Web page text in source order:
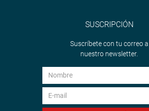
SUSCRIPCIÓN
Suscríbete con tu correo a
nuestro newsletter.